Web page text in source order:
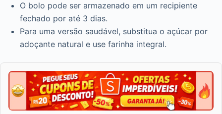
O bolo pode ser armazenado em um recipiente
fechado por até 3 dias.
Para uma versão saudável, substitua o açúcar por
adoçante natural e use farinha integral.